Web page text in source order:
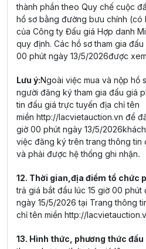
thành phần theo Quy chế cuộc
hồ sơ bằng đường bưu chính
của Công ty Đấu giá Hợp danh
quy định. Các hồ sơ tham gia
00 phút ngày 13/5/2026được
Lưu ý:Ngoài việc mua và nộp hồ
người đăng ký tham gia đấu giá
tin đấu giá trực tuyến địa chỉ tên
miền http://lacvietauction.vn để
giờ 00 phút ngày 13/5/
việc đăng ký trên trang thông tin
và phải được hệ thống ghi nhận.
12. Thời gian,địa điểm tổ chức
trả giá bắt đầu lúc 15 giờ 00 phút
ngày 15/5/2026 tại Trang thông
chỉ tên miền http://
13. Hình thức, phương thức đấu